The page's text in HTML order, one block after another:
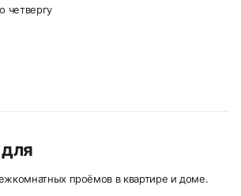
четвергу
проёмов в квартире и доме.